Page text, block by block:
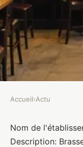
Le Café
Accueil›Actu
Nom de
Description: